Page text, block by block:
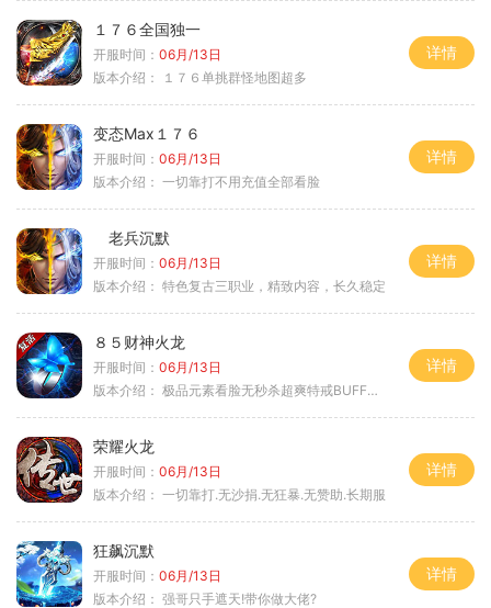
１７６全国独一
开服时间： 06月/13日
版本介绍：
１７６单挑群怪地图超多
详情
变态Max１７６
开服时间： 06月/13日
版本介绍： 一切靠打不用充值全部看脸
详情
老兵沉默
开服时间： 06月/13日
版本介绍： 特色复古三职业，精致内容，长久稳定
详情
８５财神火龙
开服时间： 06月/13日
版本介绍： 极品元素看脸无秒杀超爽特戒BUFF无合成
详情
荣耀火龙
开服时间： 06月/13日
版本介绍： 一切靠打.无沙捐.无狂暴.无赞助.长期服
详情
狂飙沉默
开服时间： 06月/13日
版本介绍： 强哥只手遮天!带你做大佬?
详情